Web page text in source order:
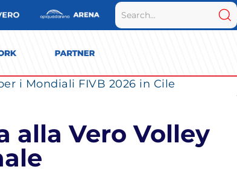
i Mondiali FIVB 2026 in Cile
alla Vero Volley